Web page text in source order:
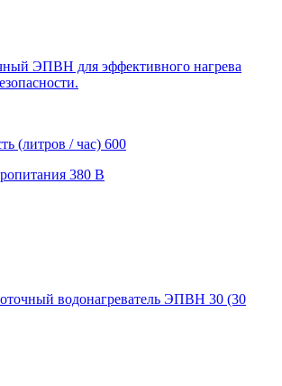
ЭПВН для эффективного нагрева
(литров / час) 600
380 В
водонагреватель ЭПВН 30 (30